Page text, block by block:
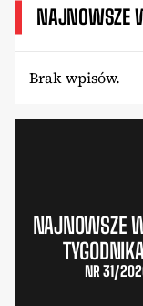
NAJNOWSZE
Brak wpisów.
NAJNOWSZE
NR 31/